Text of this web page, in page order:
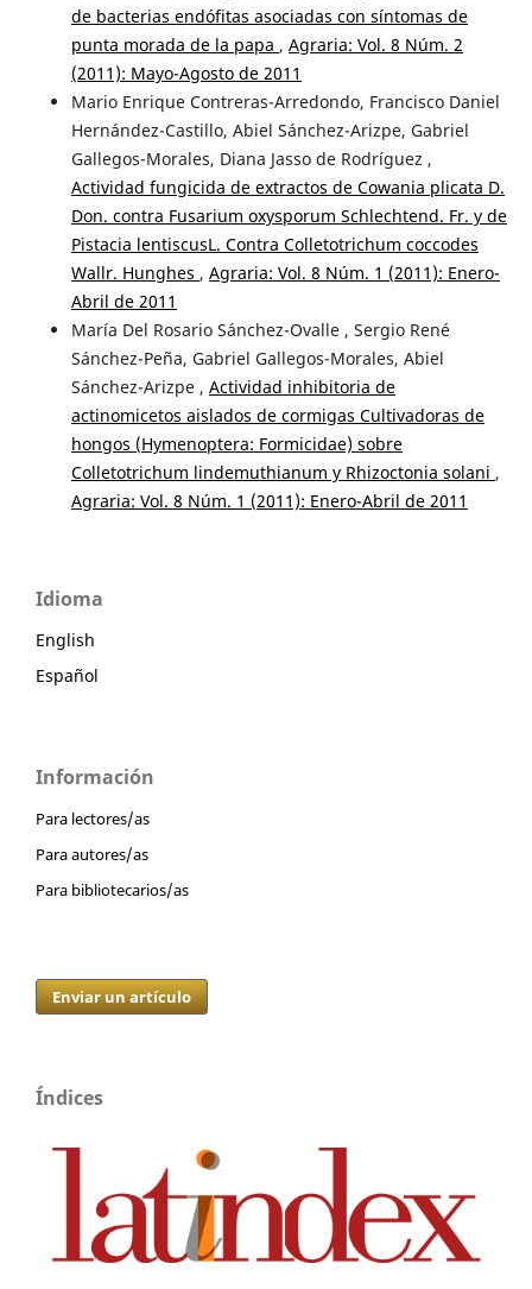
de bacterias endófitas asociadas con síntomas de
punta morada de la papa , Agraria: Vol. 8 Núm. 2
(2011): Mayo-Agosto de 2011
Mario Enrique Contreras-Arredondo, Francisco Daniel
Hernández-Castillo, Abiel Sánchez-Arizpe, Gabriel
Gallegos-Morales, Diana Jasso de Rodríguez ,
Actividad fungicida de extractos de Cowania plicata D.
Don. contra Fusarium oxysporum Schlechtend. Fr. y de
Pistacia lentiscusL. Contra Colletotrichum coccodes
Wallr. Hunghes , Agraria: Vol. 8 Núm. 1 (2011): Enero-
Abril de 2011
María Del Rosario Sánchez-Ovalle , Sergio René
Sánchez-Peña, Gabriel Gallegos-Morales, Abiel
Sánchez-Arizpe , Actividad inhibitoria de
actinomicetos aislados de cormigas Cultivadoras de
hongos (Hymenoptera: Formicidae) sobre
Colletotrichum lindemuthianum y Rhizoctonia solani ,
Agraria: Vol. 8 Núm. 1 (2011): Enero-Abril de 2011
Idioma
English
Español
Información
Para lectores/as
Para autores/as
Para bibliotecarios/as
Enviar un artículo
Índices